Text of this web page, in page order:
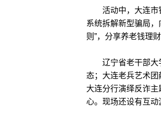
活动中，大连市银
系统拆解新型骗局，
则”，分享养老钱理
辽宁省老干部大学
态；大连老兵艺术
大连分行演绎反诈
心。现场还设有互动